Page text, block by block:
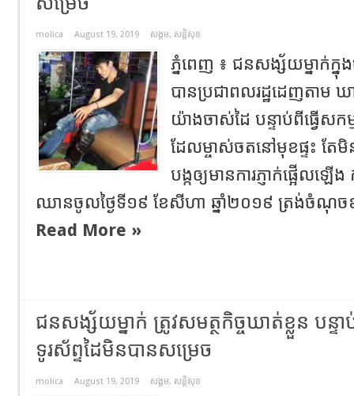
molica August 19, 2019 សង្គម, សន្តិសុខ
ភ្នំពេញ​ ៖​ ជនសង្ស័យម្នាក់ក្
បានប្រជាពលរដ្ឋដេញតាម
យ៉ាងចាស់ដៃ បន្ទាប់ពីធ្វើស
ដែលម្ចាស់ចតនៅមុខផ្ទះ តែ
បង្កឲ្យមានការភ្ញាក់ផ្អើលឡ
ឈានចូលថ្ងៃទី១៩ ខែសីហា ឆ្នាំ២០១៩ ត្រង់ចំណុចខ
Read More »
ជនសង្ស័យម្នាក់ ត្រូវសមត្ថកិច្ចឃាត់ខ្លួន បន្ទ
ទូរស័ព្ទដៃមិនបានសម្រេច
molica August 19, 2019 សង្គម, សន្តិសុខ